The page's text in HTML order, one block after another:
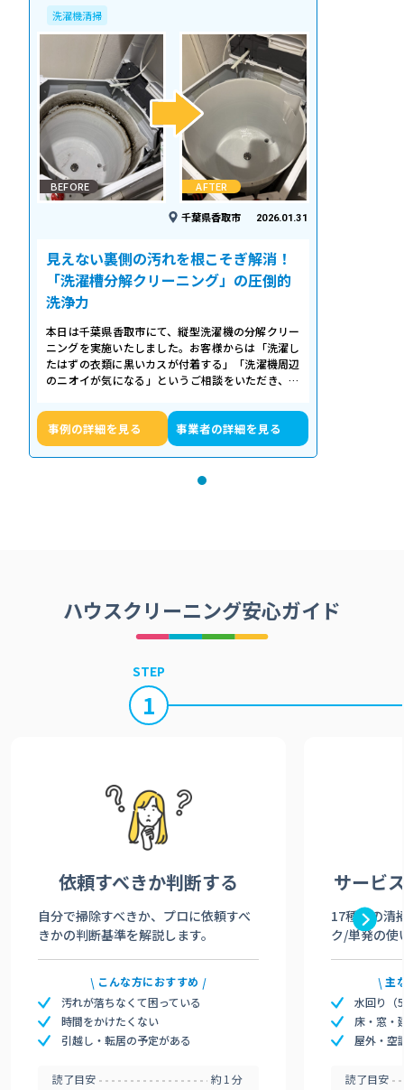
洗濯機清掃
BEFORE AFTER
千葉県香取市 2026.01.31
見えない裏側の汚れを根こそぎ解消！
「洗濯槽分解クリーニング」の圧倒的
洗浄力
本日は千葉県香取市にて、縦型洗濯機の分解クリー
ニングを実施いたしました。お客様からは「洗濯し
たはずの衣類に黒いカスが付着する」「洗濯機周辺
のニオイが気になる」というご相談をいただき、内
事例の詳細を見る 事業者の詳細を見る
ハウスクリーニング安心ガイド
STEP
1
依頼すべきか判断する
自分で掃除すべきか、プロに依頼すべ
きかの判断基準を解説します。
こんな方におすすめ
汚れが落ちなくて困っている
時間をかけたくない
引越し・転居の予定がある
読了目安 約1分
サービ
17種類の清
ク/単発の使
主
水回り（
床・窓・
屋外・空
読了目安